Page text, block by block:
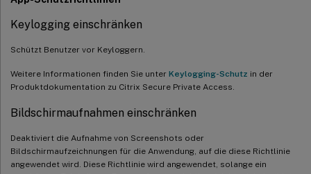
Keylogging einschränken
Schützt Benutzer vor Keyloggern.
Weitere Informationen finden Sie unter Keylogging-Schutz in der
Produktdokumentation zu Citrix Secure Private Access.
Bildschirmaufnahmen einschränken
Deaktiviert die Aufnahme von Screenshots oder
Bildschirmaufzeichnungen für die Anwendung, auf die diese Richtlinie
angewendet wird. Diese Richtlinie wird angewendet, solange ein